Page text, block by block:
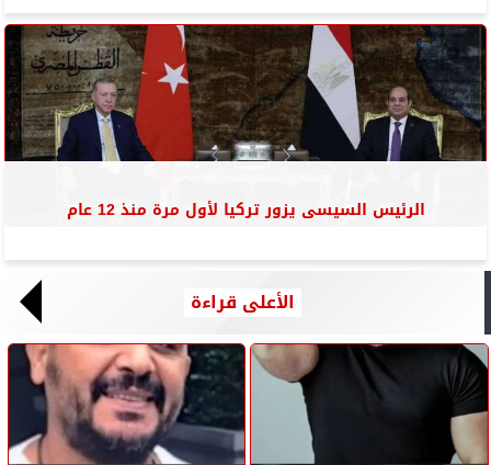
الرئيس السيسى يزور تركيا لأول مرة منذ 12 عام
الأعلى قراءة